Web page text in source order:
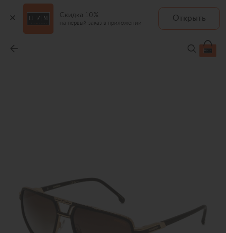
Скидка 10%
на первый заказ в приложении
Открыть
25 700 ₽